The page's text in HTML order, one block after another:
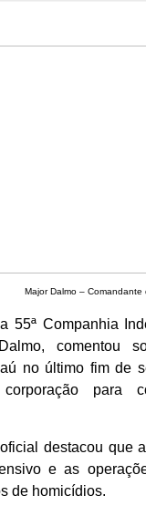
Major Dalmo – Comandante
55ª Companhia
comentou
no último fim de
para
destacou que
e as
de homicídios.